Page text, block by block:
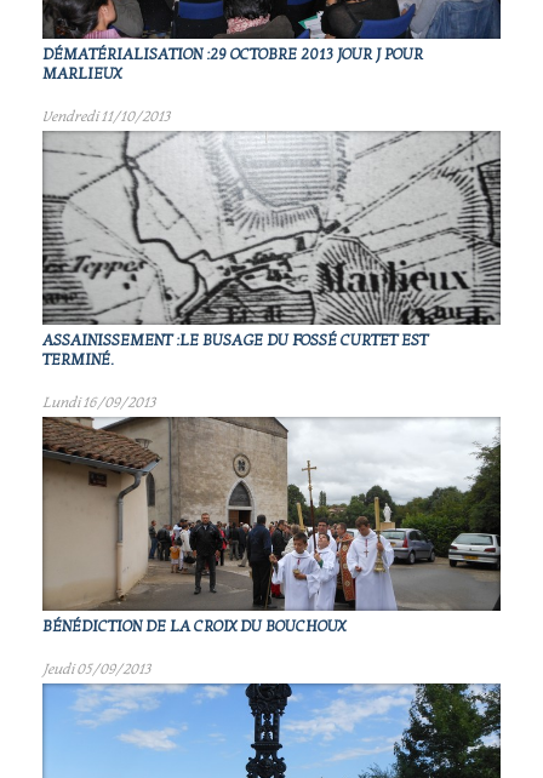
DÉMATÉRIALISATION :29 OCTOBRE 2013 JOUR J POUR
MARLIEUX
Vendredi 11/10/2013
ASSAINISSEMENT :LE BUSAGE DU FOSSÉ CURTET EST
TERMINÉ.
Lundi 16/09/2013
BÉNÉDICTION DE LA CROIX DU BOUCHOUX
Jeudi 05/09/2013